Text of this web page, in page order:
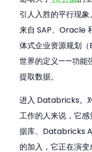
引人入胜的平行现
来自 SAP、Oracle
体式企业资源规划
世界的定义——功能
提取数据。
进入 Databricks。
工作的人来说，它
据库、Databricks
的加入，它正在演